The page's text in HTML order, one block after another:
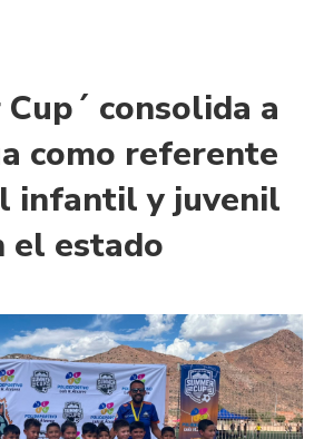
Cup´ consolida a
como referente
infantil y juvenil
el estado